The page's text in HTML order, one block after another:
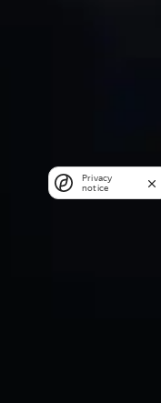
Privacy
notice